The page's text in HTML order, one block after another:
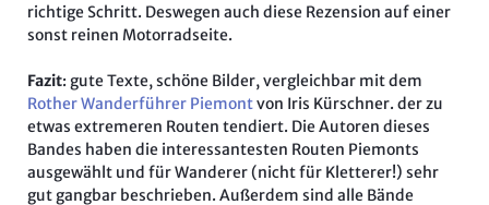
richtige Schritt. Deswegen auch diese Rezension auf einer
sonst reinen Motorradseite.
Fazit: gute Texte, schöne Bilder, vergleichbar mit dem
Rother Wanderführer Piemontvon Iris Kürschner. der zu
etwas extremeren Routen tendiert. Die Autoren dieses
Bandes haben die interessantesten Routen Piemonts
ausgewählt und für Wanderer (nicht für Kletterer!) sehr
gut gangbar beschrieben. Außerdem sind alle Bände